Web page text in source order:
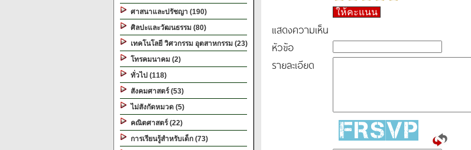
ศาสนาและปรัชญา (190)
ศิลปะและวัฒนธรรม (80)
เทคโนโลยี วิศวกรรม อุตสาหกรรม (23)
โทรคมนาคม (2)
ทั่วไป (118)
สังคมศาสตร์ (53)
ไม่สังกัดหมวด (5)
คณิตศาสตร์ (22)
การเรียนรู้สำหรับเด็ก (73)
ให้คะแนน
แสดงความเห็น
หัวข้อ
รายละเอียด